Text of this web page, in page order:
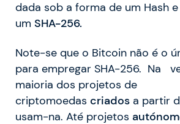
dada sob a forma de um Hash
um SHA-256.
Note-se que o Bitcoin não é o
para empregar SHA-256. Na
maioria dos projetos de
criptomoedas criados a partir
usam-na. Até projetos